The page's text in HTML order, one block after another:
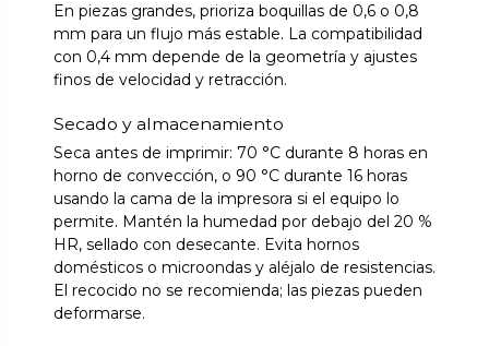
En piezas grandes, prioriza boquillas de 0,6 o 0,8
mm para un flujo más estable. La compatibilidad
con 0,4 mm depende de la geometría y ajustes
finos de velocidad y retracción.
Secado y almacenamiento
Seca antes de imprimir: 70 °C durante 8 horas en
horno de convección, o 90 °C durante 16 horas
usando la cama de la impresora si el equipo lo
permite. Mantén la humedad por debajo del 20 %
HR, sellado con desecante. Evita hornos
domésticos o microondas y aléjalo de resistencias.
El recocido no se recomienda; las piezas pueden
deformarse.